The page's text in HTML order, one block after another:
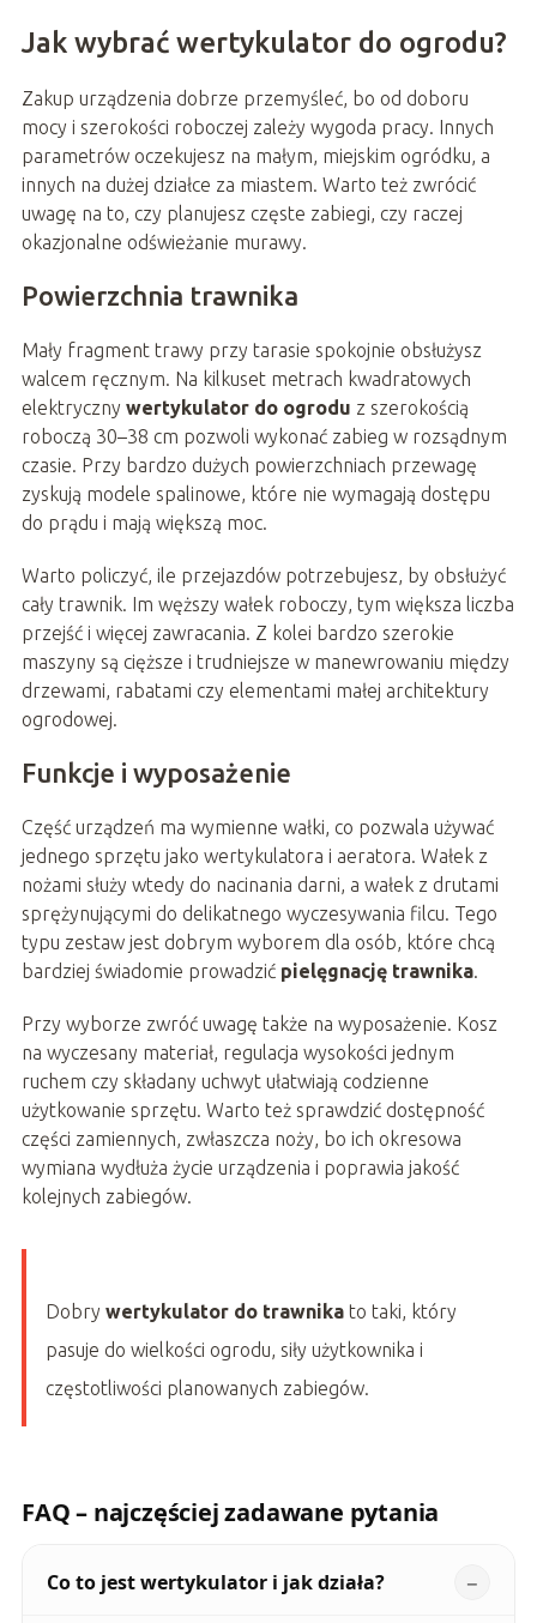
Jak wybrać wertykulator do ogrodu?
Zakup urządzenia dobrze przemyśleć, bo od doboru
mocy i szerokości roboczej zależy wygoda pracy. Innych
parametrów oczekujesz na małym, miejskim ogródku, a
innych na dużej działce za miastem. Warto też zwrócić
uwagę na to, czy planujesz częste zabiegi, czy raczej
okazjonalne odświeżanie murawy.
Powierzchnia trawnika
Mały fragment trawy przy tarasie spokojnie obsłużysz
walcem ręcznym. Na kilkuset metrach kwadratowych
elektryczny wertykulator do ogrodu z szerokością
roboczą 30–38 cm pozwoli wykonać zabieg w rozsądnym
czasie. Przy bardzo dużych powierzchniach przewagę
zyskują modele spalinowe, które nie wymagają dostępu
do prądu i mają większą moc.
Warto policzyć, ile przejazdów potrzebujesz, by obsłużyć
cały trawnik. Im węższy wałek roboczy, tym większa liczba
przejść i więcej zawracania. Z kolei bardzo szerokie
maszyny są cięższe i trudniejsze w manewrowaniu między
drzewami, rabatami czy elementami małej architektury
ogrodowej.
Funkcje i wyposażenie
Część urządzeń ma wymienne wałki, co pozwala używać
jednego sprzętu jako wertykulatora i aeratora. Wałek z
nożami służy wtedy do nacinania darni, a wałek z drutami
sprężynującymi do delikatnego wyczesywania filcu. Tego
typu zestaw jest dobrym wyborem dla osób, które chcą
bardziej świadomie prowadzić pielęgnację trawnika.
Przy wyborze zwróć uwagę także na wyposażenie. Kosz
na wyczesany materiał, regulacja wysokości jednym
ruchem czy składany uchwyt ułatwiają codzienne
użytkowanie sprzętu. Warto też sprawdzić dostępność
części zamiennych, zwłaszcza noży, bo ich okresowa
wymiana wydłuża życie urządzenia i poprawia jakość
kolejnych zabiegów.
Dobry wertykulator do trawnikato taki, który
pasuje do wielkości ogrodu, siły użytkownika i
częstotliwości planowanych zabiegów.
FAQ – najczęściej zadawane pytania
Co to jest wertykulator i jak działa?